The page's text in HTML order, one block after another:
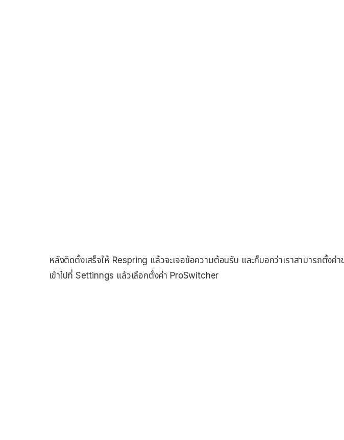
หลังติดตั้งเสร็จให้ Respring แล้วจะเจอข้อความต้อนรับ และก็บอกว่าเราสามารถตั้งค่า
เข้าไปที่ Settinngs แล้วเลือกตั้งค่า ProSwitcher